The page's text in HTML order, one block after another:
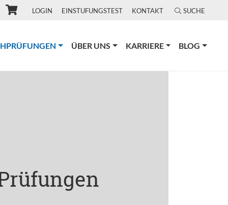
LOGIN EINSTUFUNGSTEST KONTAKT SUCHE
(CURRENT)
ÜBER UNS KARRIERE BLOG